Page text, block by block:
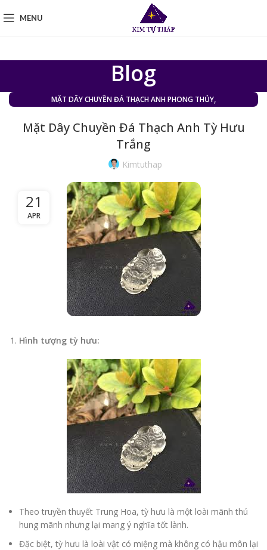
MENU
Blog
MẶT DÂY CHUYỀN ĐÁ THẠCH ANH PHONG THỦY,
Mặt Dây Chuyền Đá Thạch Anh Tỳ Hưu
Trắng
Kimtuthap
21
APR
Hình tượng tỳ hưu:
Theo truyền thuyết Trung Hoa, tỳ hưu là một loài mãnh thú
hung mãnh nhưng lại mang ý nghĩa tốt lành.
Đặc biệt, tỳ hưu là loài vật có miệng mà không có hậu môn lại